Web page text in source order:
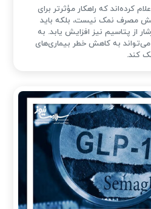
کرده‌اند که راهکار مؤثرتر برای
مصرف نمک نیست، بلکه باید
از پتاسیم نیز افزایش یابد. به
می‌تواند به کاهش خطر بیماری‌های
کند.